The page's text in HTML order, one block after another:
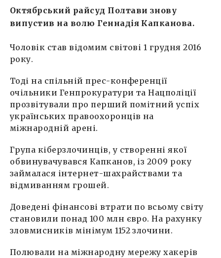
Октябрський райсуд Полтави знову
випустив на волю Геннадія Капканова.
Чоловік став відомим світові 1 грудня 2016
року.
Тоді на спільній прес-конференції
очільники Генпрокуратури та Нацполіції
прозвітували про перший помітний успіх
українських правоохоронців на
міжнародній арені.
Група кіберзлочинців, у створенні якої
обвинувачувався Капканов, із 2009 року
займалася інтернет-шахрайствами та
відмиванням грошей.
Доведені фінансові втрати по всьому світу
становили понад 100 млн євро. На рахунку
зловмисників мінімум 1152 злочини.
Полювали на міжнародну мережу хакерів